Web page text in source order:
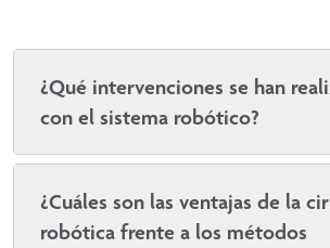
¿Qué intervenciones se han
con el sistema robótico?
¿Cuáles son las ventajas de la
robótica frente a los métodos